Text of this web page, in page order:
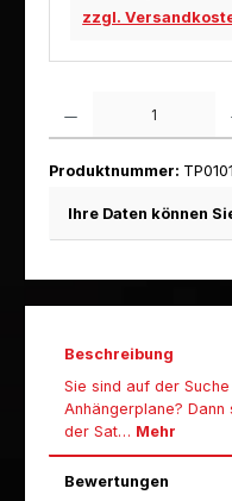
zzgl.
Produktnummer:
Ihre Daten können
Beschreibung
Sie sind auf der
Anhängerplane?
der Sat… Mehr
Bewertungen